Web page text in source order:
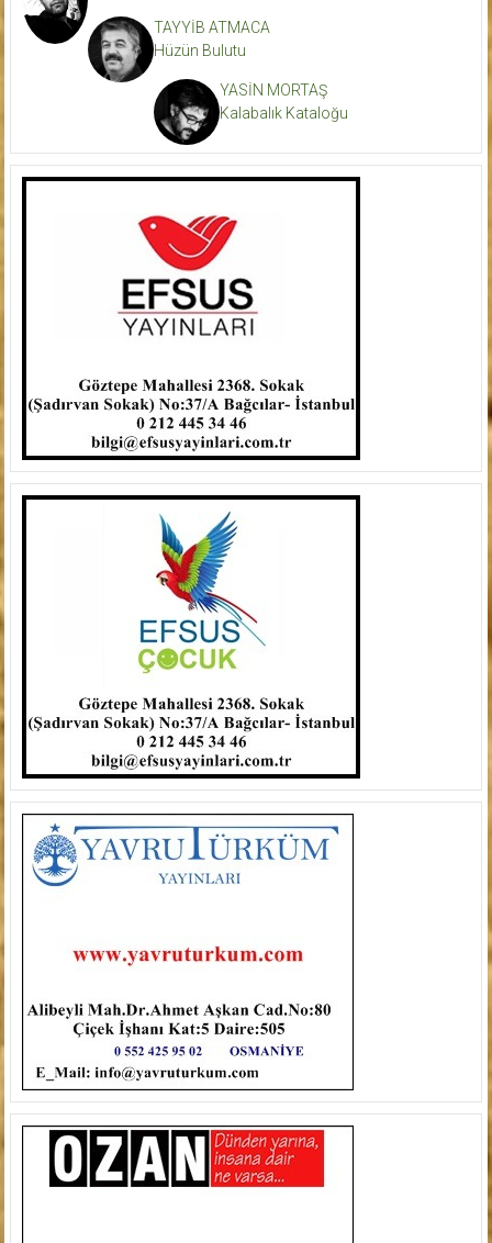
TAYYİB ATMACA
Hüzün Bulutu
YASİN MORTAŞ
Kalabalık Kataloğu